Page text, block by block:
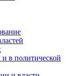
в политической